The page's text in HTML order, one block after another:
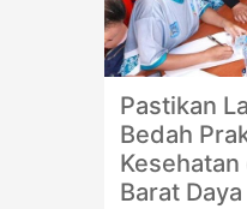
Pastikan
Bedah
Barat Daya